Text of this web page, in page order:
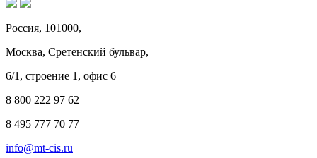
Россия, 101000,
Москва, Сретенский бульвар,
6/1, строение 1, офис 6
8 800 222 97 62
8 495 777 70 77
info@mt-cis.ru